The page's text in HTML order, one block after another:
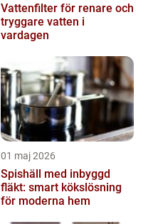
Vattenfilter för renare och
tryggare vatten i
vardagen
01 maj 2026
Spishäll med inbyggd
fläkt: smart kökslösning
för moderna hem